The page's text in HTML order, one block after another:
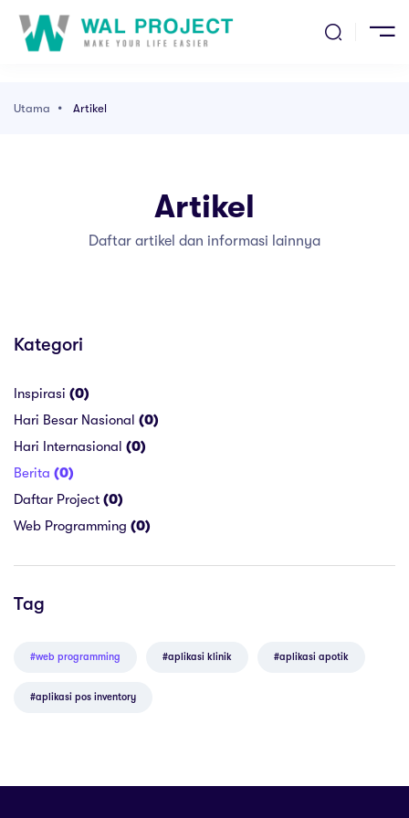
Utama Artikel
Artikel
Daftar artikel dan informasi lainnya
Kategori
Inspirasi (0)
Hari Besar Nasional (0)
Hari Internasional (0)
Berita (0)
Daftar Project (0)
Web Programming (0)
Tag
#web programming #aplikasi klinik #aplikasi apotik
#aplikasi pos inventory